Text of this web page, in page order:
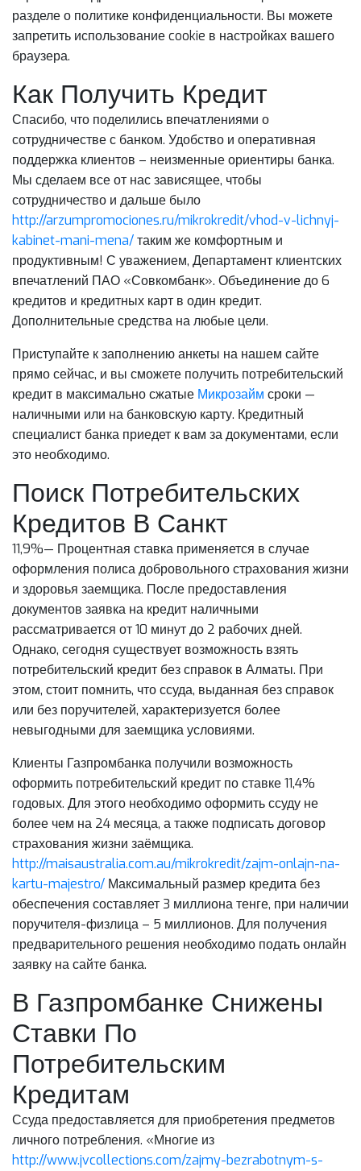
разделе о политике конфиденциальности. Вы можете
запретить использование cookie в настройках вашего
браузера.
Как Получить Кредит
Спасибо, что поделились впечатлениями о
сотрудничестве с банком. Удобство и оперативная
поддержка клиентов – неизменные ориентиры банка.
Мы сделаем все от нас зависящее, чтобы
сотрудничество и дальше было
http://arzumpromociones.ru/mikrokredit/vhod-v-lichnyj-
kabinet-mani-mena/таким же комфортным и
продуктивным! С уважением, Департамент клиентских
впечатлений ПАО «Совкомбанк». Объединение до 6
кредитов и кредитных карт в один кредит.
Дополнительные средства на любые цели.
Приступайте к заполнению анкеты на нашем сайте
прямо сейчас, и вы сможете получить потребительский
кредит в максимально сжатые Микрозайм сроки —
наличными или на банковскую карту. Кредитный
специалист банка приедет к вам за документами, если
это необходимо.
Поиск Потребительских
Кредитов В Санкт
11,9%— Процентная ставка применяется в случае
оформления полиса добровольного страхования жизни
и здоровья заемщика. После предоставления
документов заявка на кредит наличными
рассматривается от 10 минут до 2 рабочих дней.
Однако, сегодня существует возможность взять
потребительский кредит без справок в Алматы. При
этом, стоит помнить, что ссуда, выданная без справок
или без поручителей, характеризуется более
невыгодными для заемщика условиями.
Клиенты Газпромбанка получили возможность
оформить потребительский кредит по ставке 11,4%
годовых. Для этого необходимо оформить ссуду не
более чем на 24 месяца, а также подписать договор
страхования жизни заёмщика.
http://maisaustralia.com.au/mikrokredit/zajm-onlajn-na-
kartu-majestro/ Максимальный размер кредита без
обеспечения составляет 3 миллиона тенге, при наличии
поручителя-физлица – 5 миллионов. Для получения
предварительного решения необходимо подать онлайн
заявку на сайте банка.
В Газпромбанке Снижены
Ставки По
Потребительским
Кредитам
Ссуда предоставляется для приобретения предметов
личного потребления. «Многие из
http://www.jvcollections.com/zajmy-bezrabotnym-s-